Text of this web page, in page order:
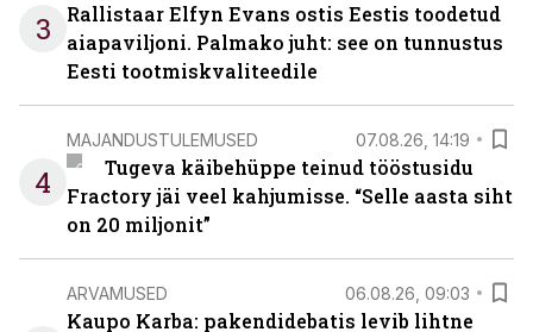
3
Rallistaar Elfyn Evans ostis Eestis toodetud
aiapaviljoni. Palmako juht: see on tunnustus
Eesti tootmiskvaliteedile
4
MAJANDUSTULEMUSED 07.08.26, 14:19
Tugeva käibehüppe teinud tööstusidu
Fractory jäi veel kahjumisse. “Selle aasta siht
on 20 miljonit”
ARVAMUSED 06.08.26, 09:03
Kaupo Karba: pakendidebatis levib lihtne